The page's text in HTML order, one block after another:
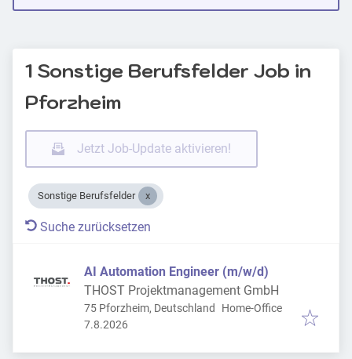
1 Sonstige Berufsfelder Job in
Pforzheim
Jetzt Job-Update aktivieren!
Sonstige Berufsfelder
Suche zurücksetzen
AI Automation Engineer (m/w/d)
THOST Projektmanagement GmbH
75 Pforzheim, Deutschland
Home-Office
Veröffentlicht
7.8.2026